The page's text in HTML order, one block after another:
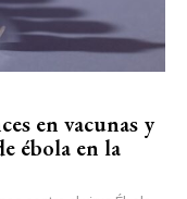
en vacunas y
ébola en la